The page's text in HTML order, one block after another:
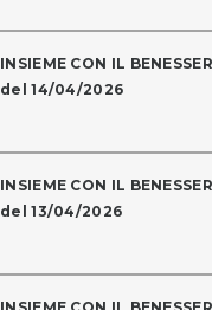
INSIEME CON IL
del 14/04/2026
INSIEME CON IL
del 13/04/2026